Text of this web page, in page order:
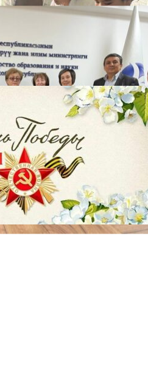
27.07.2026
ӨЗҮҢДҮН КЕЛЕЧЕГИҢ
20.07.2026
Медиа
СУЗАКТА 750 ОРУНДУУ
ПАЙДАЛАНУУГА БЕРИЛЕТ
07.08.2025
Улуу Жеңиштин жандуу
29.04.2025
Награды в преддверии
29.04.2025